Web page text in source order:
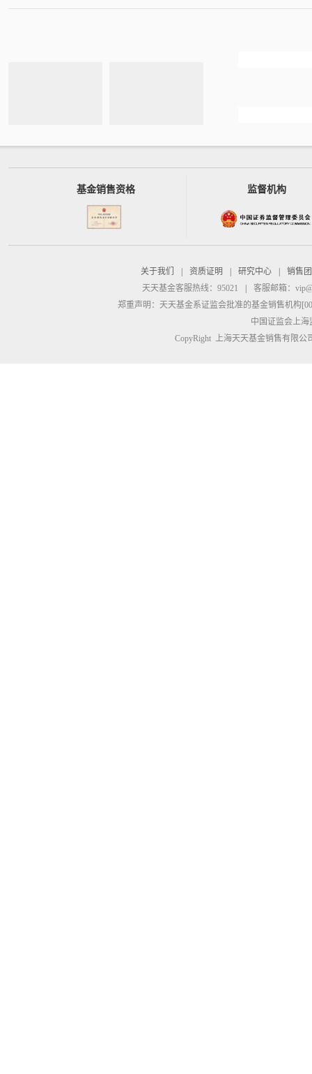
基金销售资格 监督机构
关于我们 资质证明 研究中心
销售
天天基金客服热线：95021
客服邮箱：
郑重声明： 天天基金系证监会批准的基金销售机构
中国证监会上
CopyRight 上海天天基金销售有限